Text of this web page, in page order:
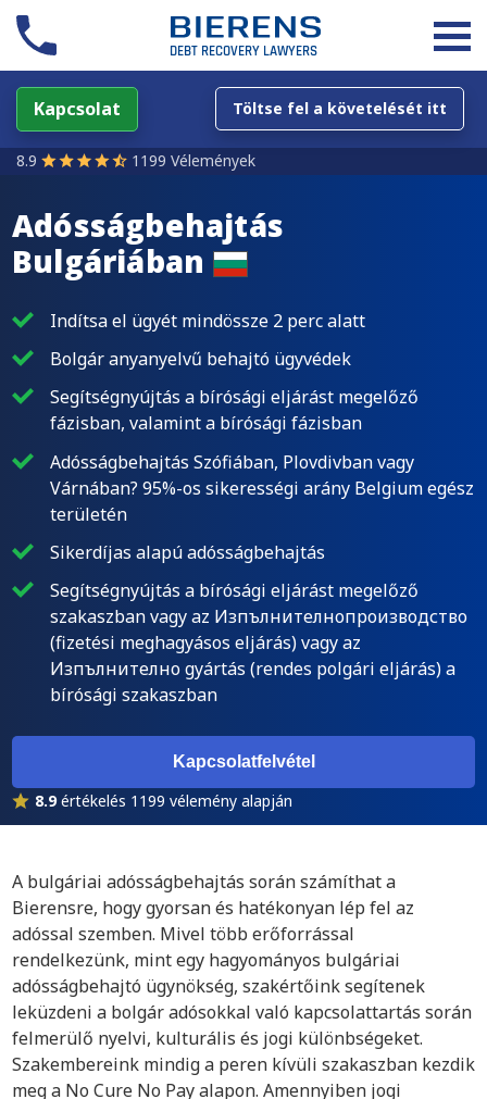
Kapcsolat Töltse fel a követelését itt
8.9 1199 Vélemények
Adósságbehajtás
Bulgáriában
Indítsa el ügyét mindössze 2 perc alatt
Bolgár anyanyelvű behajtó ügyvédek
Segítségnyújtás a bírósági eljárást megelőző
fázisban, valamint a bírósági fázisban
Adósságbehajtás Szófiában, Plovdivban vagy
Várnában? 95%-os sikerességi arány Belgium egész
területén
Sikerdíjas alapú adósságbehajtás
Segítségnyújtás a bírósági eljárást megelőző
szakaszban vagy az Изпълнителнопроизводство
(fizetési meghagyásos eljárás) vagy az
Изпълнително gyártás (rendes polgári eljárás) a
bírósági szakaszban
Kapcsolatfelvétel
8.9értékelés 1199 vélemény alapján
A bulgáriai adósságbehajtás során számíthat a
Bierensre, hogy gyorsan és hatékonyan lép fel az
adóssal szemben. Mivel több erőforrással
rendelkezünk, mint egy hagyományos bulgáriai
adósságbehajtó ügynökség, szakértőink segítenek
leküzdeni a bolgár adósokkal való kapcsolattartás során
felmerülő nyelvi, kulturális és jogi különbségeket.
Szakembereink mindig a peren kívüli szakaszban kezdik
meg a No Cure No Pay alapon. Amennyiben jogi